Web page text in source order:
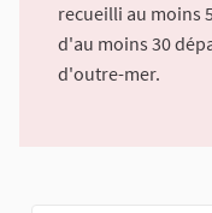
recueilli au moins
d'au moins 30
d'outre-mer.